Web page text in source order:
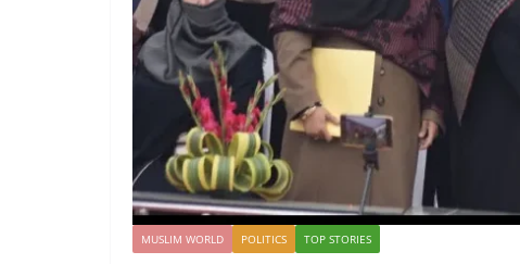
MUSLIM WORLD POLITICS TOP STORIES